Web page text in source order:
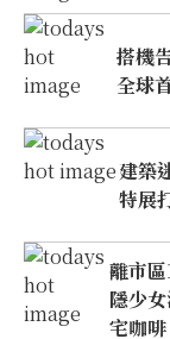
搭機
全球
建築
特展
離市
隱少
宅咖啡